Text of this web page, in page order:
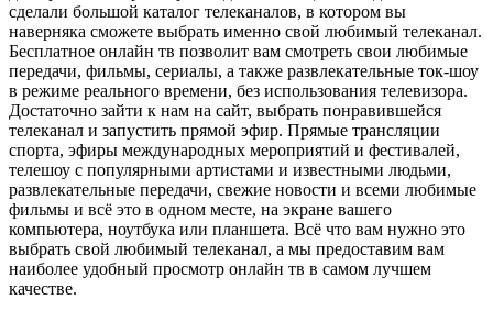
сделали большой каталог телеканалов, в котором вы
наверняка сможете выбрать именно свой любимый телеканал.
Бесплатное онлайн тв позволит вам смотреть свои любимые
передачи, фильмы, сериалы, а также развлекательные ток-шоу
в режиме реального времени, без использования телевизора.
Достаточно зайти к нам на сайт, выбрать понравившейся
телеканал и запустить прямой эфир. Прямые трансляции
спорта, эфиры международных мероприятий и фестивалей,
телешоу с популярными артистами и известными людьми,
развлекательные передачи, свежие новости и всеми любимые
фильмы и всё это в одном месте, на экране вашего
компьютера, ноутбука или планшета. Всё что вам нужно это
выбрать свой любимый телеканал, а мы предоставим вам
наиболее удобный просмотр онлайн тв в самом лучшем
качестве.